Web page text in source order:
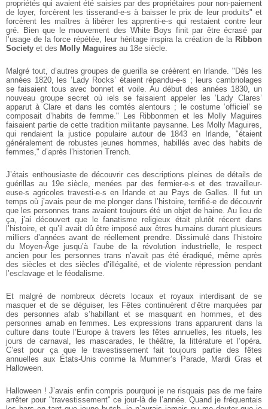
propriétés qui avaient été saisies par des propriétaires pour non-paiement
de loyer, forcèrent les tisserand-e-s à baisser le prix de leur produits" et
forcèrent les maîtres à libérer les apprenti-e-s qui restaient contre leur
gré. Bien que le mouvement des White Boys finit par être écrasé par
l’usage de la force répétée, leur héritage inspira la création de la Ribbon
Society et des Molly Maguires au 18e siècle.
Malgré tout, d’autres groupes de guerilla se créèrent en Irlande. "Dès les
années 1820, les ’Lady Rocks’ étaient répandu-e-s ; leurs cambriolages
se faisaient tous avec bonnet et voile. Au début des années 1830, un
nouveau groupe secret où iels se faisaient appeler les ’Lady Clares’
apparut à Clare et dans les comtés alentours ; le costume ’officiel’ se
composait d’habits de femme." Les Ribbonmen et les Molly Maguires
faisaient partie de cette tradition militante paysanne. Les Molly Maguires,
qui rendaient la justice populaire autour de 1843 en Irlande, "étaient
généralement de robustes jeunes hommes, habillés avec des habits de
femmes," d’après l’historien Trench.
J’étais enthousiaste de découvrir ces descriptions pleines de détails de
guérillas au 19e siècle, menées par des fermier-e-s et des travailleur-
euse-s agricoles travesti-e-s en Irlande et au Pays de Galles. Il fut un
temps où j’avais peur de me plonger dans l’histoire, terrifié-e de découvrir
que les personnes trans avaient toujours été un objet de haine. Au lieu de
ça, j’ai découvert que le fanatisme religieux était plutôt récent dans
l’histoire, et qu’il avait dû être imposé aux êtres humains durant plusieurs
milliers d’années avant de réellement prendre. Dissimulé dans l’histoire
du Moyen-Âge jusqu’à l’aube de la révolution industrielle, le respect
ancien pour les personnes trans n’avait pas été éradiqué, même après
des siècles et des siècles d’illégalité, et de violente répression pendant
l’esclavage et le féodalisme.
Et malgré de nombreux décrets locaux et royaux interdisant de se
masquer et de se déguiser, les Fêtes continuèrent d’être marquées par
des personnes afab s’habillant et se masquant en hommes, et des
personnes amab en femmes. Les expressions trans apparurent dans la
culture dans toute l’Europe à travers les fêtes annuelles, les rituels, les
jours de carnaval, les mascarades, le théâtre, la littérature et l’opéra.
C’est pour ça que le travestissement fait toujours partie des fêtes
annuelles aux États-Unis comme la Mummer’s Parade, Mardi Gras et
Halloween.
Halloween ! J’avais enfin compris pourquoi je ne risquais pas de me faire
arrêter pour "travestissement" ce jour-là de l’année. Quand je fréquentais